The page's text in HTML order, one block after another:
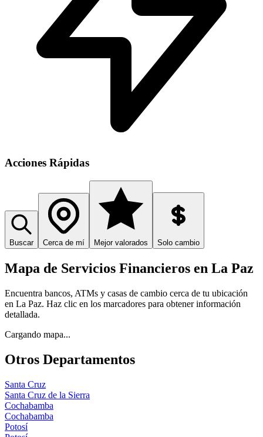
Acciones Rápidas
Buscar Cerca de mí Mejor valorados Solo cambio
Mapa de Servicios Financieros en La Paz
Encuentra bancos, ATMs y casas de cambio cerca de tu ubicación
en La Paz. Haz clic en los marcadores para obtener información
detallada.
Cargando mapa...
Otros Departamentos
Santa Cruz
Santa Cruz de la Sierra
Cochabamba
Cochabamba
Potosí